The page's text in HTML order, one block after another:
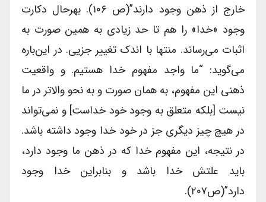
خارج از ذهن وجود دارند”(ص ۱۰۶). بهرحال دکارت
وجود «خدا» را هم تا حد زیادی به همین صورت به
اثبات می‌رساند. منتها با اندک تغییر جزیی. در این‌باره
می‌گوید: “ما واجد مفهوم خدا هستیم. و واقعیت
ذهنی این مفهوم، به همان صورت و به نحو والاتر در ما
نیست [بلکه متعلق به وجود خود خداست] و نمی‌تواند
در هیچ چیز دیگری جز در خود خدا وجود داشته باشد.
در نتیجه، این مفهوم خدا که در ذهن ما وجود دارد،
باید علتش خدا باشد و بنابراین خدا وجود
دارد”(ص۲۰۷).